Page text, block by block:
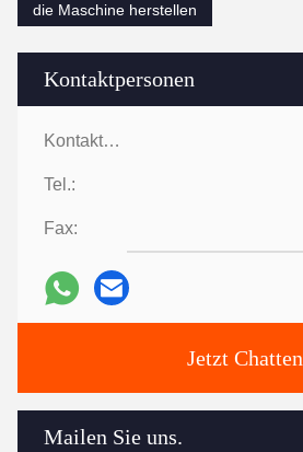
Kontaktpersonen
Kontaktpersonen:
Tel.:
Fax:
Jetzt Chatten
Mailen Sie uns.
die Maschine herstellen